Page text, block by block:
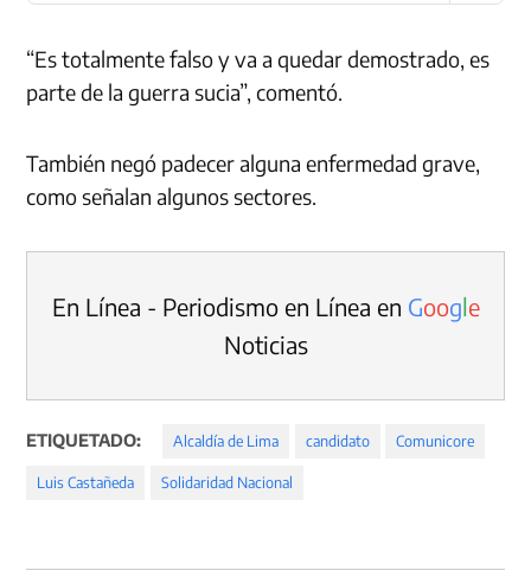
“Es totalmente falso y va a quedar demostrado, es
parte de la guerra sucia”, comentó.
También negó padecer alguna enfermedad grave,
como señalan algunos sectores.
En Línea - Periodismo en Línea en Google
Noticias
ETIQUETADO: Alcaldía de Lima candidato Comunicore
Luis Castañeda Solidaridad Nacional